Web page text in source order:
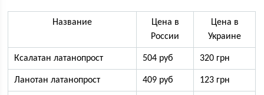
Название
Цена в
России
Цена в
Украине
Ксалатан латанопрост 504 руб 320 грн
Ланотан латанопрост 409 руб 123 грн